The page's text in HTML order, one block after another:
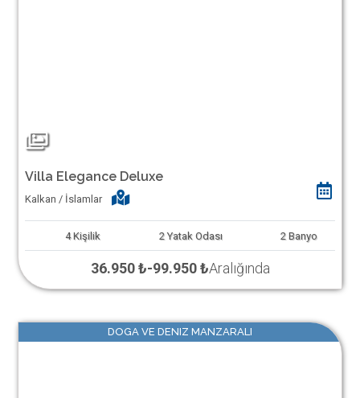
Villa Elegance Deluxe
Kalkan / İslamlar
4 Kişilik 2 Yatak Odası 2 Banyo
36.950 ₺-99.950 ₺Aralığında
DOGA VE DENIZ MANZARALI